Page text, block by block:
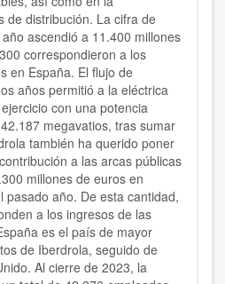
de distribución. La cifra de
ascendió a 11.400 millones
correspondieron a los
en España. El flujo de
años permitió a la eléctrica
con una potencia
megavatios, tras sumar
también ha querido poner
a las arcas públicas
millones de euros en
pasado año. De esta cantidad,
a los ingresos de las
es el país de mayor
de Iberdrola, seguido de
Al cierre de 2023, la